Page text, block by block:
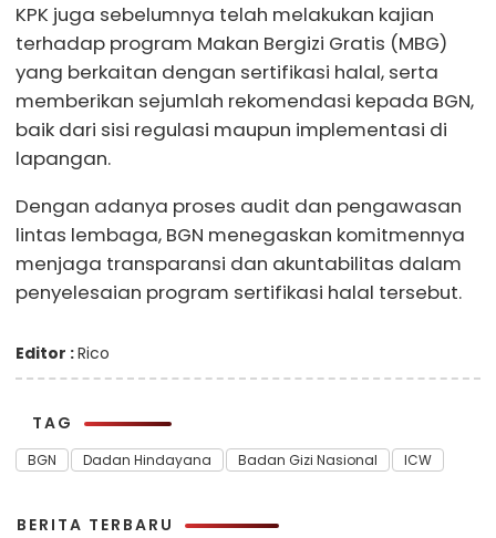
KPK juga sebelumnya telah melakukan kajian
terhadap program Makan Bergizi Gratis (MBG)
yang berkaitan dengan sertifikasi halal, serta
memberikan sejumlah rekomendasi kepada BGN,
baik dari sisi regulasi maupun implementasi di
lapangan.
Dengan adanya proses audit dan pengawasan
lintas lembaga, BGN menegaskan komitmennya
menjaga transparansi dan akuntabilitas dalam
penyelesaian program sertifikasi halal tersebut.
Editor :Rico
TAG
BGN Dadan Hindayana Badan Gizi Nasional ICW
BERITA TERBARU